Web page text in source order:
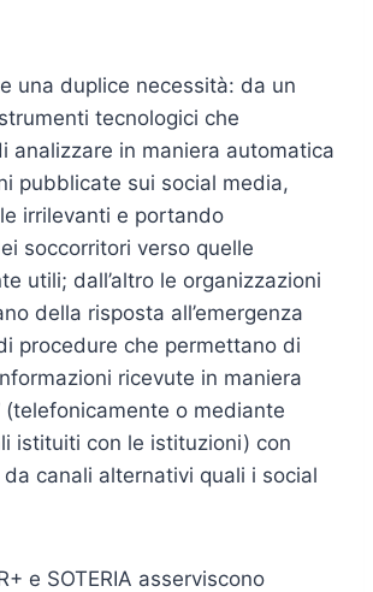
una duplice necessità: da un
tecnologici che
analizzare in maniera automatica
pubblicate sui social media,
irrilevanti e portando
soccorritori verso quelle
utili; dall’altro le organizzazioni
della risposta all’emergenza
procedure che permettano di
ricevute in maniera
(telefonicamente o mediante
istituiti con le istituzioni) con
canali alternativi quali i social
e SOTERIA asserviscono